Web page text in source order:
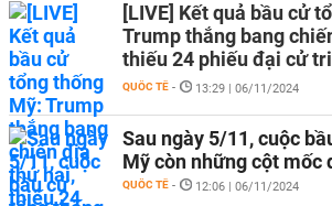
[LIVE] Kết quả bầu cử
Trump thắng bang
thiếu 24 phiếu đại cử
QUỐC TẾ - 13:29 | 06/11/2024
Sau ngày 5/11, cuộc
Mỹ còn những cột mốc
QUỐC TẾ - 12:06 | 06/11/2024